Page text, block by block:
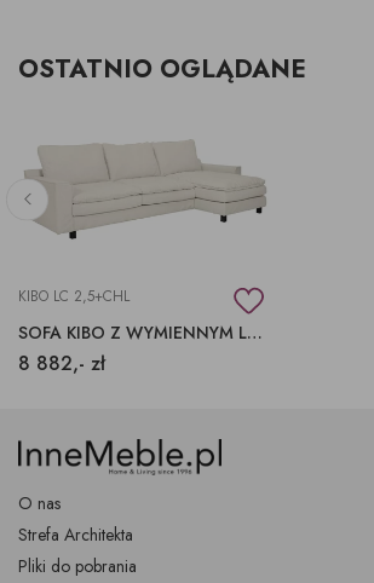
OSTATNIO OGLĄDANE
KIBO LC 2,5+CHL
SOFA KIBO Z WYMIENNYM LUŹNYM POKROWCEM
8 882,- zł
O nas
Strefa Architekta
Pliki do pobrania